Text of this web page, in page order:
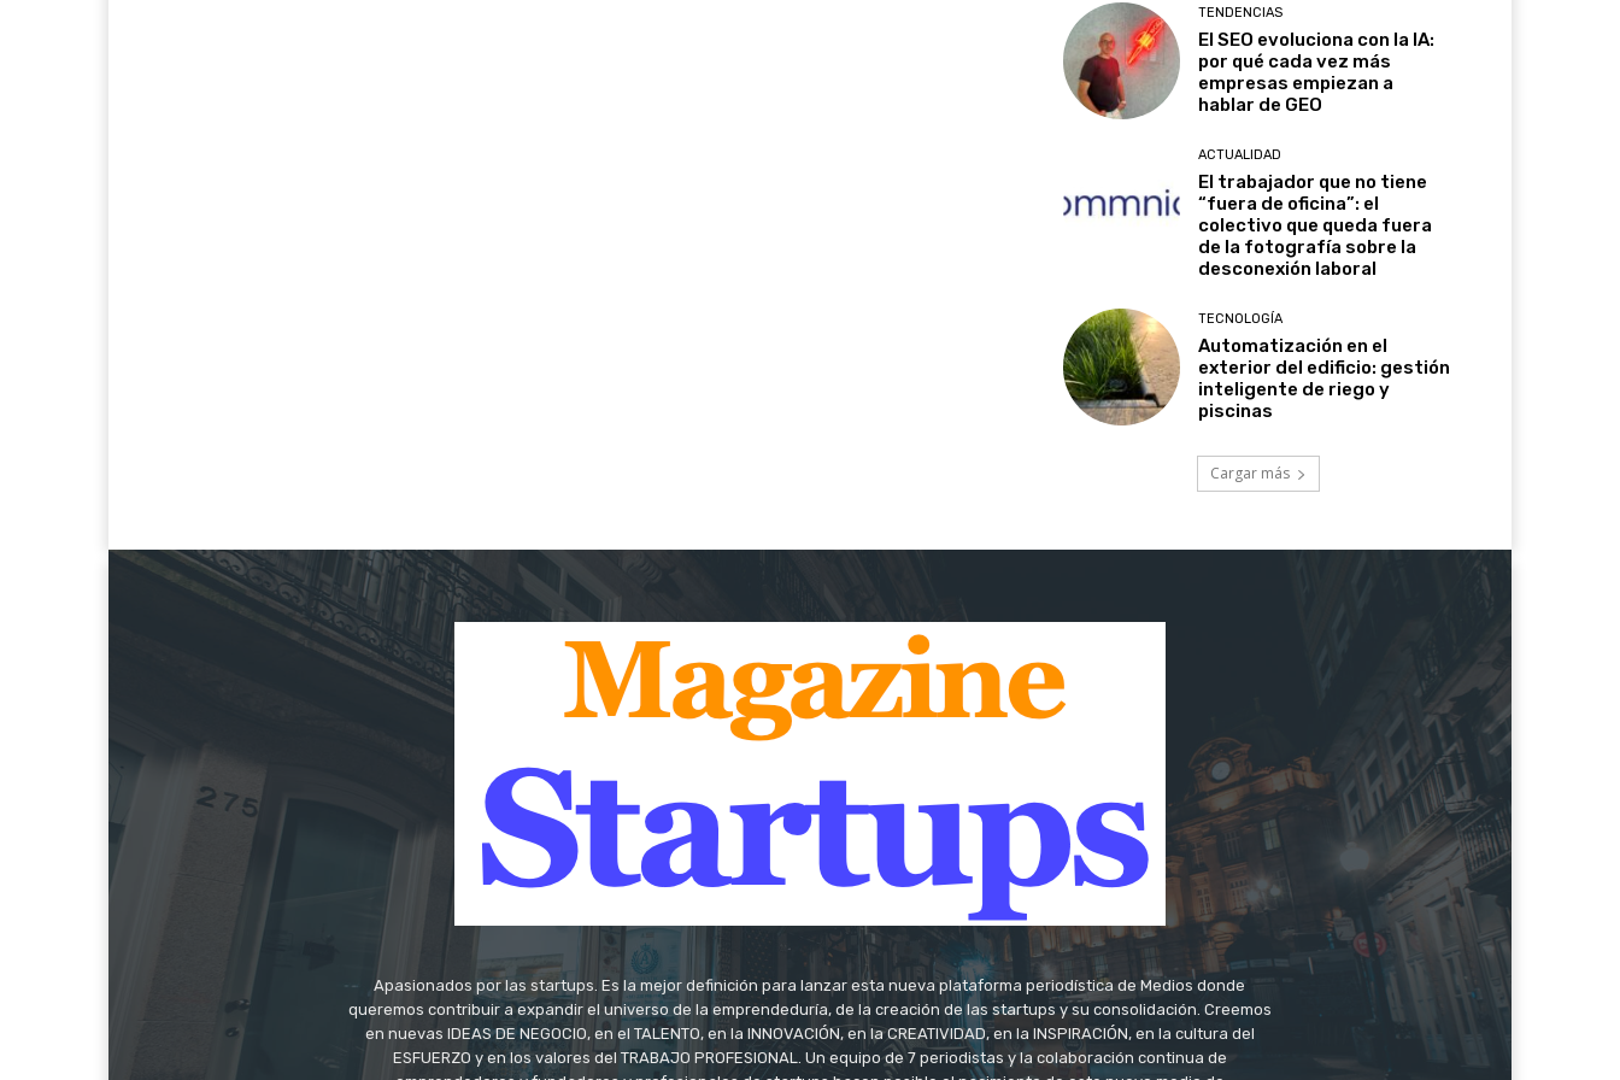
TENDENCIAS
El SEO evoluciona con la IA:
por qué cada vez más
empresas empiezan a
hablar de GEO
ACTUALIDAD
El trabajador que no tiene
“fuera de oficina”: el
colectivo que queda fuera
de la fotografía sobre la
desconexión laboral
TECNOLOGÍA
Automatización en el
exterior del edificio: gestión
inteligente de riego y
piscinas
Cargar más
Apasionados por las startups. Es la mejor definición para lanzar esta nueva plataforma periodística de Medios donde
queremos contribuir a expandir el universo de la emprendeduría, de la creación de las startups y su consolidación. Creemos
en nuevas IDEAS DE NEGOCIO, en el TALENTO, en la INNOVACIÓN, en la CREATIVIDAD, en la INSPIRACIÓN, en la cultura del
ESFUERZO y en los valores del TRABAJO PROFESIONAL. Un equipo de 7 periodistas y la colaboración continua de